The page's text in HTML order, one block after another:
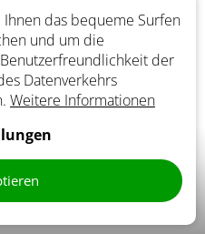
das bequeme Surfen
und um die
der
Datenverkehrs
Weitere Informationen
Die
personenbezogenen
Daten werden für diese
Zwecke für einen
Zeitraum von 1 Monat